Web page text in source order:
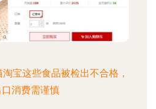
宝这些食品被检出不合格，
消费需谨慎